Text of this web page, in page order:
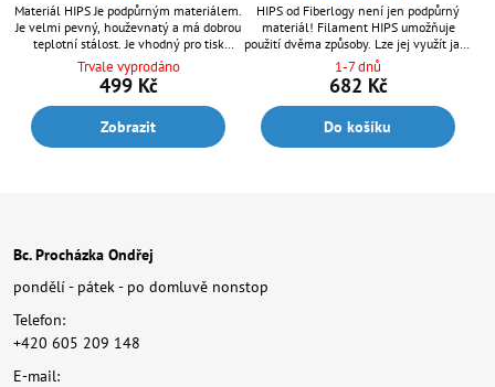
Materiál HIPS Je podpůrným materiálem.
Je velmi pevný, houževnatý a má dobrou
teplotní stálost. Je vhodný pro tisk
rozměrnějších objektů. Průměr
filamentu: 1,75 mm ± 0,02 mm. Balení
1 kg - obsahuje cca 395 m struny o
průměru 1,75 mm. Dodáván v 6 barvách.
Trvale vyprodáno
499 Kč
Zobrazit
HIPS od Fiberlogy není jen podpůrný
materiál! Filament HIPS umožňuje
použití dvěma způsoby. Lze jej využít jako
samotný základní materiál, tedy výtisk
bude pouze z materiálu HIPS, nebo jej lze
použít i pro tisk podpor v kombinaci s
jiným základním materiálem (ABS a
další).
1-7 dnů
682 Kč
Do košíku
Bc. Procházka Ondřej
pondělí - pátek - po domluvě nonstop
Telefon:
+420 605 209 148
E-mail: